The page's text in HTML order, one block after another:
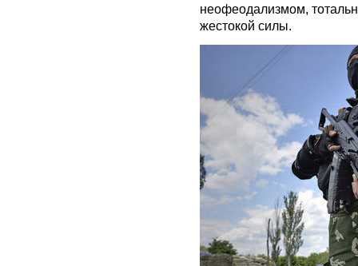
неофеодализмом,
жестокой силы.